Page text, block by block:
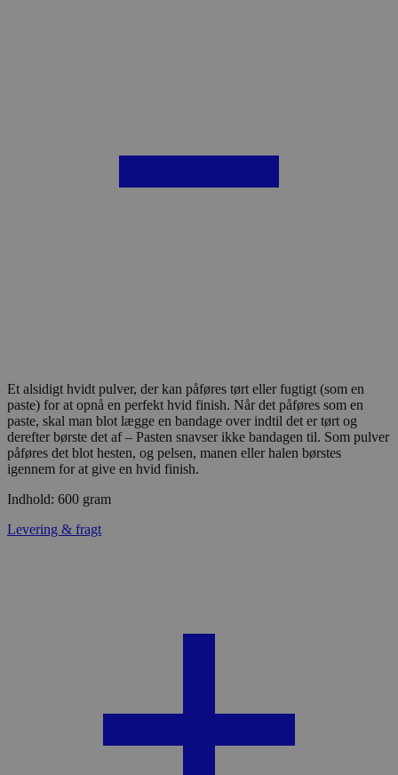
Et alsidigt hvidt pulver, der kan påføres tørt eller fugtigt (som en
paste) for at opnå en perfekt hvid finish. Når det påføres som en
paste, skal man blot lægge en bandage over indtil det er tørt og
derefter børste det af – Pasten snavser ikke bandagen til. Som pulver
påføres det blot hesten, og pelsen, manen eller halen børstes
igennem for at give en hvid finish.
Indhold: 600 gram
Levering & fragt